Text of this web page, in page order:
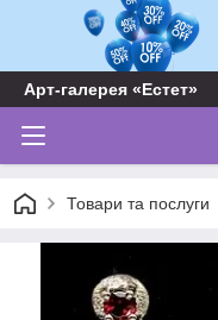
Арт-галерея «Естет»
Товари та послуги